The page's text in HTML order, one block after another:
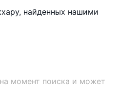
найденных нашими
момент поиска и может